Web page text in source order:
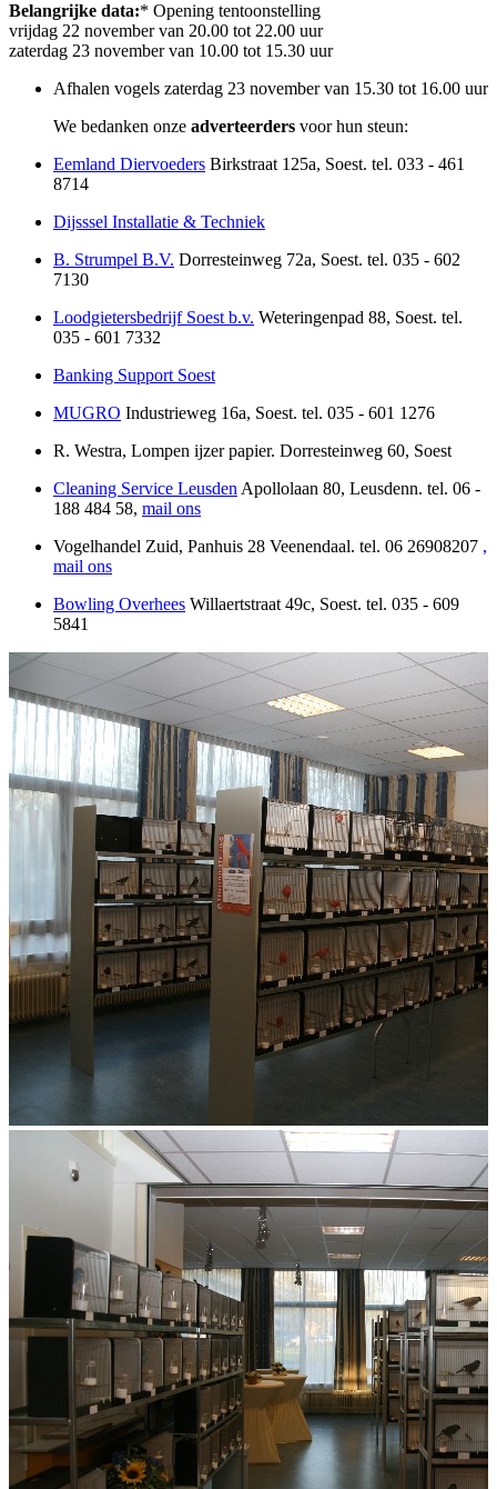
Belangrijke data:* Opening tentoonstelling
vrijdag 22 november van 20.00 tot 22.00 uur
zaterdag 23 november van 10.00 tot 15.30 uur
Afhalen vogels zaterdag 23 november van 15.30 tot 16.00 uur
We bedanken onze adverteerders voor hun steun:
Eemland Diervoeders Birkstraat 125a, Soest. tel. 033 - 461
8714
Dijsssel Installatie & Techniek
B. Strumpel B.V. Dorresteinweg 72a, Soest. tel. 035 - 602
7130
Loodgietersbedrijf Soest b.v. Weteringenpad 88, Soest. tel.
035 - 601 7332
Banking Support Soest
MUGRO Industrieweg 16a, Soest. tel. 035 - 601 1276
R. Westra, Lompen ijzer papier. Dorresteinweg 60, Soest
Cleaning Service Leusden Apollolaan 80, Leusdenn. tel. 06 -
188 484 58, mail ons
Vogelhandel Zuid, Panhuis 28 Veenendaal. tel. 06 26908207 ,
mail ons
Bowling Overhees Willaertstraat 49c, Soest. tel. 035 - 609
5841